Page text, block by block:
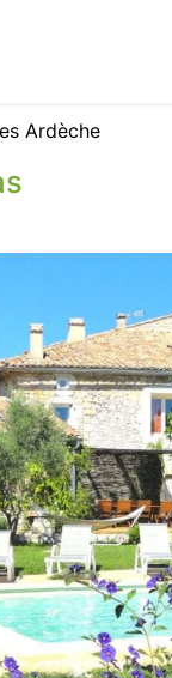
Ardèche